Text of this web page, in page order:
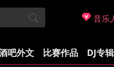
音乐
吧外文 比赛作品 DJ专辑